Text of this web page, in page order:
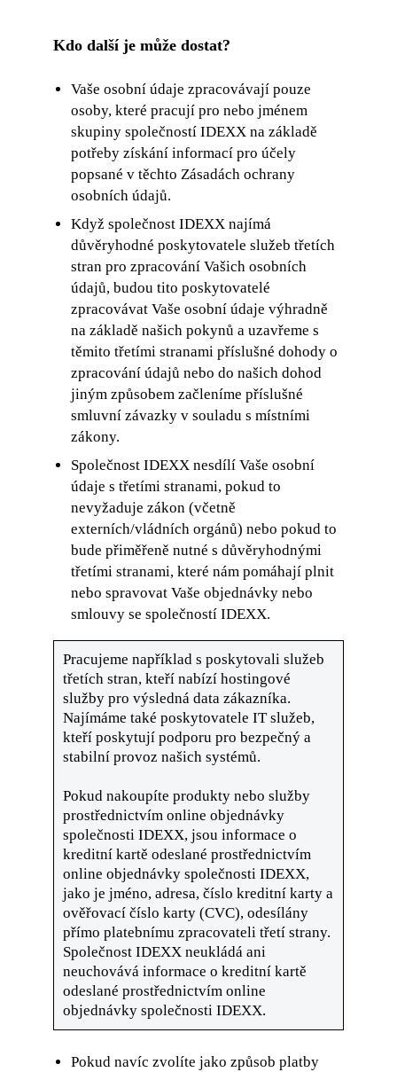
Kdo další je může dostat?
Vaše osobní údaje zpracovávají pouze
osoby, které pracují pro nebo jménem
skupiny společností IDEXX na základě
potřeby získání informací pro účely
popsané v těchto Zásadách ochrany
osobních údajů.
Když společnost IDEXX najímá
důvěryhodné poskytovatele služeb třetích
stran pro zpracování Vašich osobních
údajů, budou tito poskytovatelé
zpracovávat Vaše osobní údaje výhradně
na základě našich pokynů a uzavřeme s
těmito třetími stranami příslušné dohody o
zpracování údajů nebo do našich dohod
jiným způsobem začleníme příslušné
smluvní závazky v souladu s místními
zákony.
Společnost IDEXX nesdílí Vaše osobní
údaje s třetími stranami, pokud to
nevyžaduje zákon (včetně
externích/vládních orgánů) nebo pokud to
bude přiměřeně nutné s důvěryhodnými
třetími stranami, které nám pomáhají plnit
nebo spravovat Vaše objednávky nebo
smlouvy se společností IDEXX.
Pracujeme například s poskytovali služeb
třetích stran, kteří nabízí hostingové
služby pro výsledná data zákazníka.
Najímáme také poskytovatele IT služeb,
kteří poskytují podporu pro bezpečný a
stabilní provoz našich systémů.
Pokud nakoupíte produkty nebo služby
prostřednictvím online objednávky
společnosti IDEXX, jsou informace o
kreditní kartě odeslané prostřednictvím
online objednávky společnosti IDEXX,
jako je jméno, adresa, číslo kreditní karty a
ověřovací číslo karty (CVC), odesílány
přímo platebnímu zpracovateli třetí strany.
Společnost IDEXX neukládá ani
neuchovává informace o kreditní kartě
odeslané prostřednictvím online
objednávky společnosti IDEXX.
Pokud navíc zvolíte jako způsob platby